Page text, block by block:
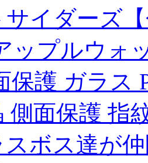
イダーズ
ップルウォ
保護 ガラス
側面保護 指
ボス達が